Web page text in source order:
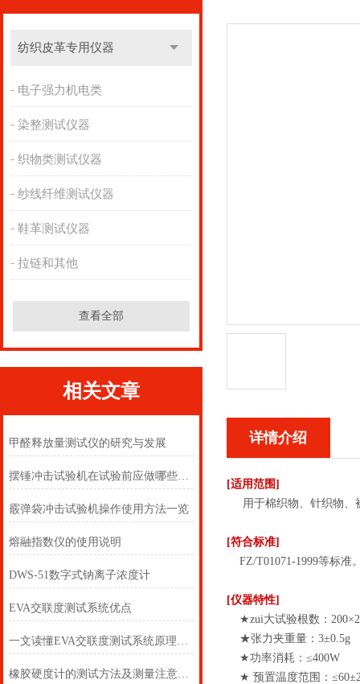
纺织皮革专用仪器
电子强力机电类
染整测试仪器
织物类测试仪器
纱线纤维测试仪器
鞋革测试仪器
拉链和其他
查看全部
相关文章
甲醛释放量测试仪的研究与发展
摆锤冲击试验机在试验前应做哪些准备？
霰弹袋冲击试验机操作使用方法一览
熔融指数仪的使用说明
DWS-51数字式钠离子浓度计
EVA交联度测试系统优点
一文读懂EVA交联度测试系统原理及取样制备须知
橡胶硬度计的测试方法及测量注意事项
详情介绍
[适用范围]
用于棉织物、针织物、
[符合标准]
FZ/T01071-1999等标准
[仪器特性]
★zui大试验根数：
★张力夹重量：3±0.5g
★功率消耗：≤400W
★ 预置温度范围：